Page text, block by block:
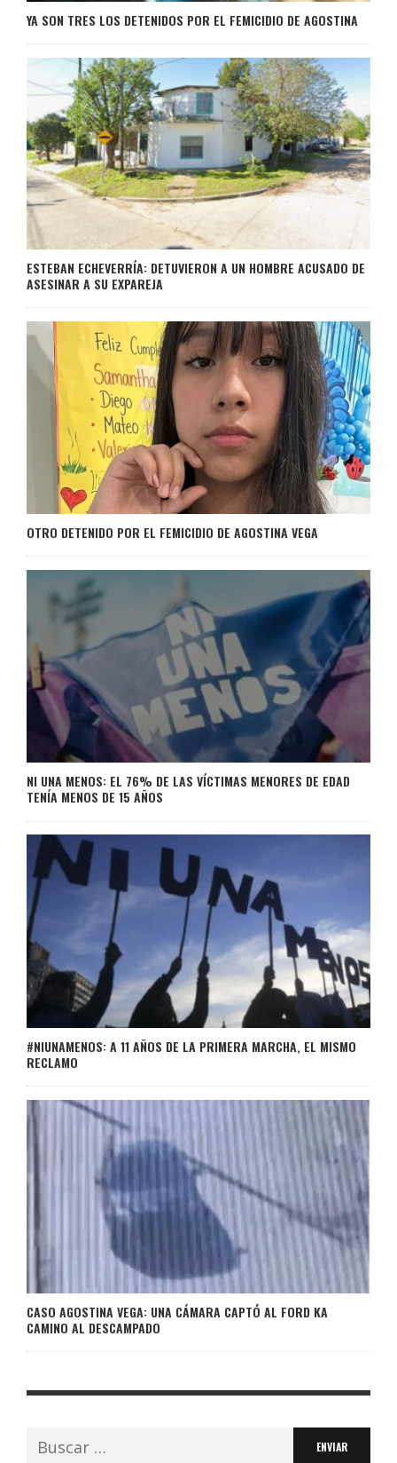
YA SON TRES LOS DETENIDOS POR EL FEMICIDIO DE AGOSTINA
ESTEBAN ECHEVERRÍA: DETUVIERON A UN HOMBRE ACUSADO DE
ASESINAR A SU EXPAREJA
OTRO DETENIDO POR EL FEMICIDIO DE AGOSTINA VEGA
NI UNA MENOS: EL 76% DE LAS VÍCTIMAS MENORES DE EDAD
TENÍA MENOS DE 15 AÑOS
#NIUNAMENOS: A 11 AÑOS DE LA PRIMERA MARCHA, EL MISMO
RECLAMO
CASO AGOSTINA VEGA: UNA CÁMARA CAPTÓ AL FORD KA
CAMINO AL DESCAMPADO
Buscar: